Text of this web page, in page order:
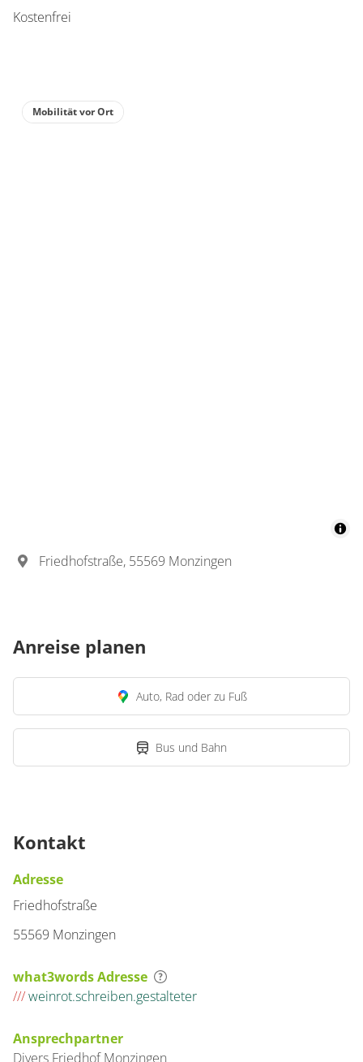
Kostenfrei
Mobilität vor Ort
Friedhofstraße, 55569 Monzingen
Anreise planen
Auto, Rad oder zu Fuß
Bus und Bahn
Kontakt
Adresse
Friedhofstraße
55569 Monzingen
what3words Adresse
///weinrot.schreiben.gestalteter
Ansprechpartner
Divers FriedhofMonzingen